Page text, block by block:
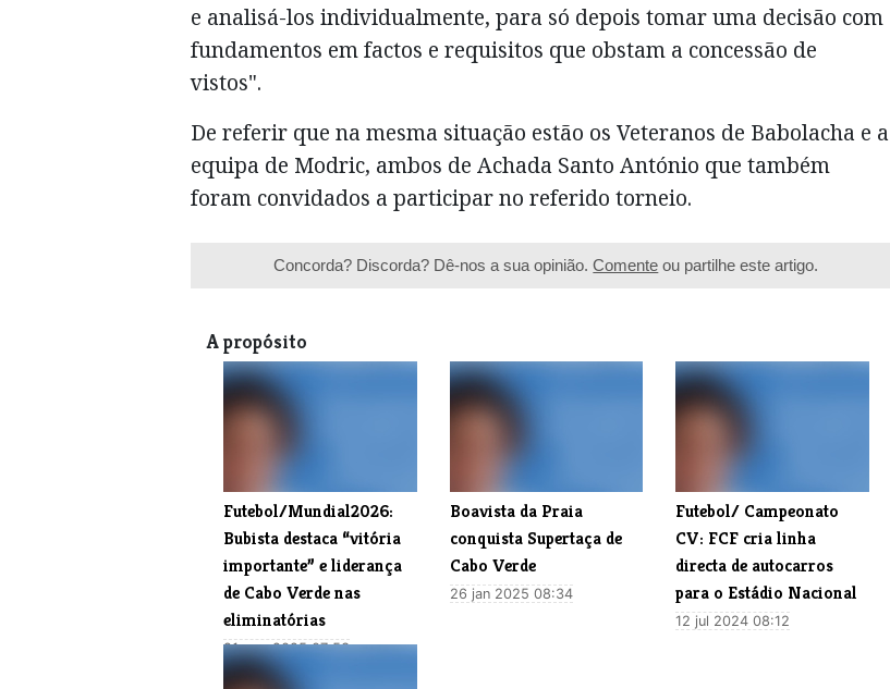
e analisá-los individualmente, para só depois tomar uma decisão com
fundamentos em factos e requisitos que obstam a concessão de
vistos".
De referir que na mesma situação estão os Veteranos de Babolacha e a
equipa de Modric, ambos de Achada Santo António que também
foram convidados a participar no referido torneio.
Concorda? Discorda? Dê-nos a sua opinião.Comente ou partilhe este artigo.
A propósito
Futebol/Mundial2026:
Bubista destaca “vitória
importante” e liderança
de Cabo Verde nas
eliminatórias
21 mar 2025 07:53
Boavista da Praia
conquista Supertaça de
Cabo Verde
26 jan 2025 08:34
Futebol/ Campeonato
CV: FCF cria linha
directa de autocarros
para o Estádio Nacional
12 jul 2024 08:12